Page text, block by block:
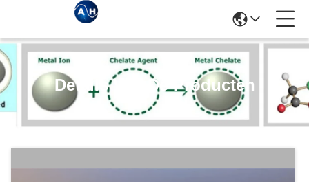
Details Van De Producten